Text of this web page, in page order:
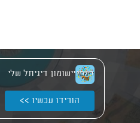
יישומון דיגיתל שלי
הורידו עכשיו >>